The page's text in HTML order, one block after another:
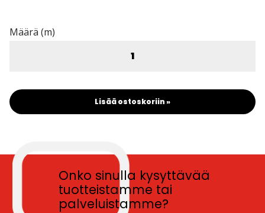
Määrä (m)
Lisää ostoskoriin »
Onko sinulla kysyttävää
tuotteistamme tai
palveluistamme?